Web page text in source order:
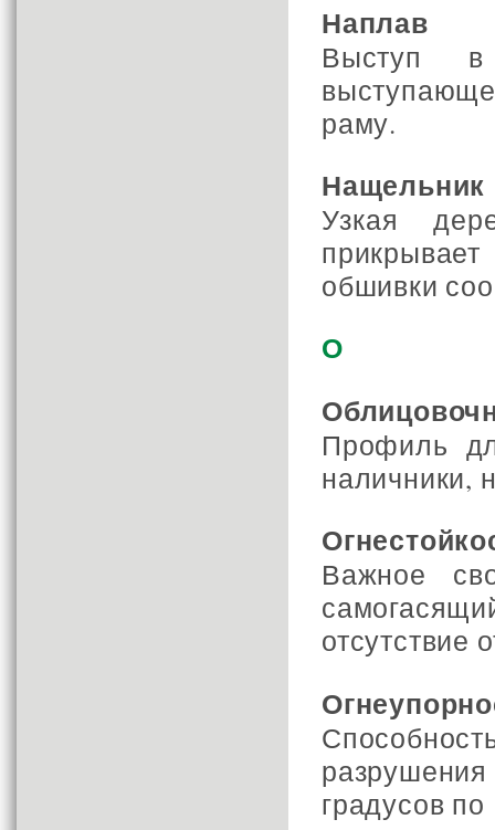
Наплав
Выступ в
раму.
Нащельник
Узкая
обшивки
О
Профиль
наличники,
Важное
отсутствие
градусов